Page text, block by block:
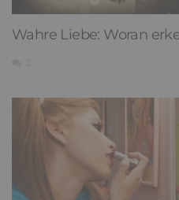
Wahre Liebe: Woran